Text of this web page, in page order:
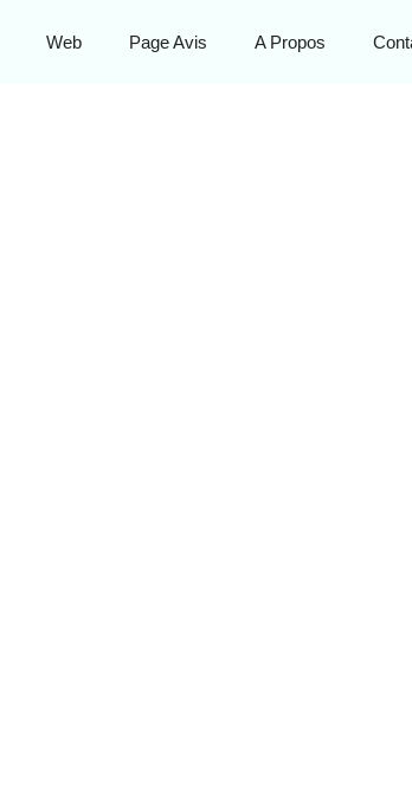
Web Page Avis A Propos